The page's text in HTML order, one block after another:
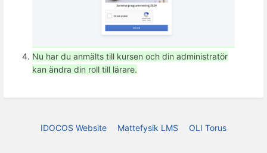
Nu har du anmälts till kursen och din administratör
kan ändra din roll till lärare.
IDOCOS Website Mattefysik LMS OLI Torus